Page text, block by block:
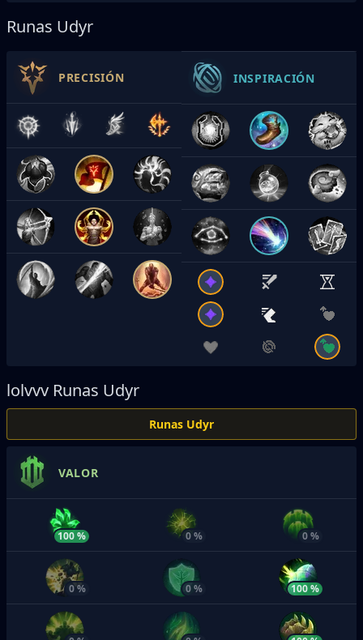
Runas Udyr
PRECISIÓN INSPIRACIÓN
lolvvv Runas Udyr
Runas Udyr
VALOR
100 % 0 % 0 %
0 % 0 % 100 %